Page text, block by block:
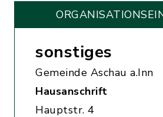
sonstiges
Gemeinde Aschau a.Inn
Hausanschrift
Hauptstr. 4